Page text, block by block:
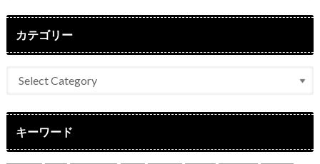
カテゴリー
キーワード